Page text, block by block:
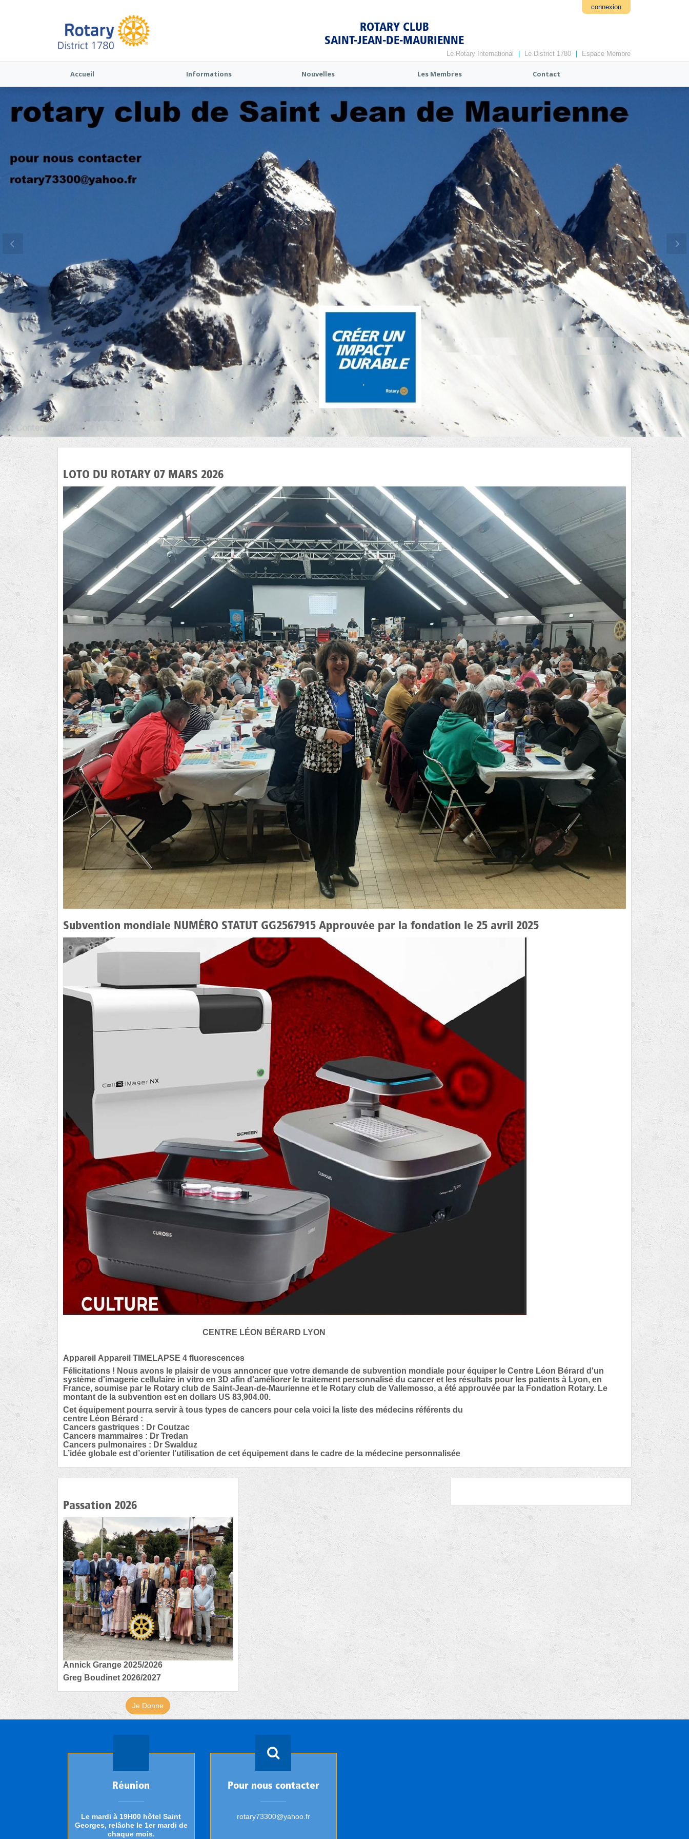
ROTARY CLUB
SAINT-JEAN-DE-MAURIENNE
connexion
Le Rotary International Le District 1780 Espace Membre
Accueil Informations Nouvelles Les Membres Contact
LOTO DU ROTARY 07 MARS 2026
Subvention mondiale NUMÉRO STATUT GG2567915 Approuvée par la fondation le 25 avril 2025
CENTRE LÉON BÉRARD LYON
Appareil Appareil TIMELAPSE 4 fluorescences
Félicitations ! Nous avons le plaisir de vous annoncer que votre demande de subvention mondiale pour équiper le Centre Léon Bérard d'un
système d'imagerie cellulaire in vitro en 3D afin d'améliorer le traitement personnalisé du cancer et les résultats pour les patients à Lyon, en
France, soumise par le Rotary club de Saint-Jean-de-Maurienne et le Rotary club de Vallemosso, a été approuvée par la Fondation Rotary. Le
montant de la subvention est en dollars US 83,904.00.
Cet équipement pourra servir à tous types de cancers pour cela voici la liste des médecins référents du
centre Léon Bérard :
Cancers gastriques : Dr Coutzac
Cancers mammaires : Dr Tredan
Cancers pulmonaires : Dr Swalduz
L’idée globale est d’orienter l’utilisation de cet équipement dans le cadre de la médecine personnalisée
Passation 2026
Annick Grange 2025/2026
Greg Boudinet 2026/2027
Je Donne
Réunion
Le mardi à 19H00 hôtel Saint
Georges, relâche le 1er mardi de
chaque mois.
Pour nous contacter
rotary73300@yahoo.fr